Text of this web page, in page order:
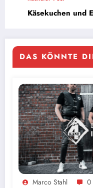
Käsekuchen und
DAS KÖNNTE
Marco Stahl 0